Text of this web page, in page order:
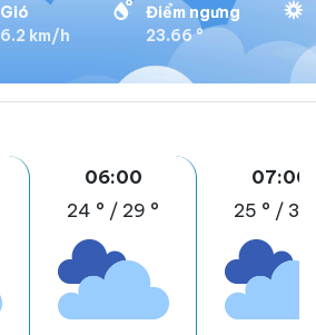
Gió
6.2 km/h
Điểm ngưng
23.66 °
06:00
24 ° / 29 °
07:00
25 ° / 30 °